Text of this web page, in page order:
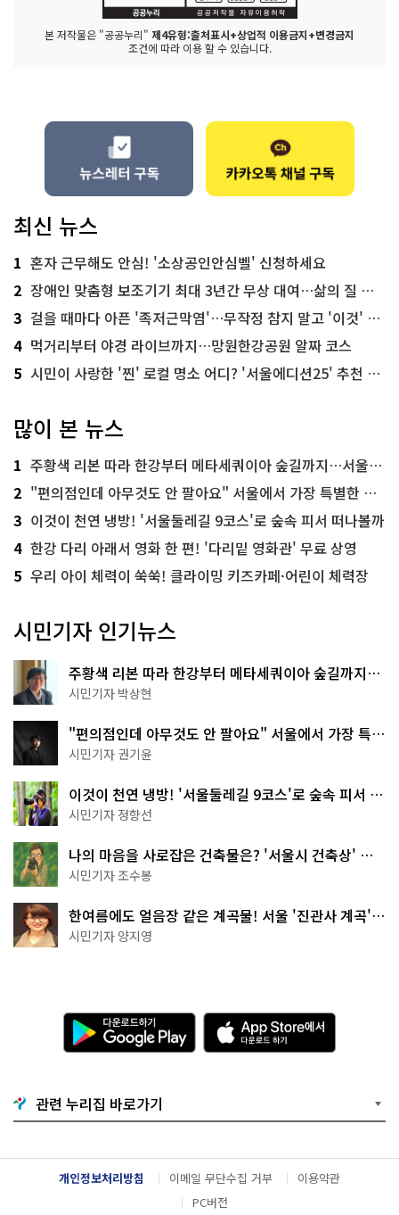
본 저작물은 "공공누리" 제4유형:출처표시+상업적 이용금지+변경금지
조건에 따라 이용 할 수 있습니다.
최신 뉴스
1 혼자 근무해도 안심! '소상공인안심벨' 신청하세요
2 장애인 맞춤형 보조기기 최대 3년간 무상 대여…삶의 질 높인다
3 걸을 때마다 아픈 '족저근막염'…무작정 참지 말고 '이것' 해보세요!
4 먹거리부터 야경 라이브까지…망원한강공원 알짜 코스
5 시민이 사랑한 '찐' 로컬 명소 어디? '서울에디션25' 추천 코스
많이 본 뉴스
1 주황색 리본 따라 한강부터 메타세쿼이아 숲길까지…서울둘레길 15코스
2 "편의점인데 아무것도 안 팔아요" 서울에서 가장 특별한 편의점의 정체
3 이것이 천연 냉방! '서울둘레길 9코스'로 숲속 피서 떠나볼까
4 한강 다리 아래서 영화 한 편! '다리밑 영화관' 무료 상영
5 우리 아이 체력이 쑥쑥! 클라이밍 키즈카페·어린이 체력장
시민기자 인기뉴스
주황색 리본 따라 한강부터 메타세쿼이아 숲길까지…
서울둘레길 15코스
시민기자 박상현
"편의점인데 아무것도 안 팔아요" 서울에서 가장 특별
한 편의점의 정체
시민기자 권기윤
이것이 천연 냉방! '서울둘레길 9코스'로 숲속 피서 떠
나볼까
시민기자 정향선
나의 마음을 사로잡은 건축물은? '서울시 건축상' 수
상작 공개!
시민기자 조수봉
한여름에도 얼음장 같은 계곡물! 서울 '진관사 계곡'이
천국이네~
시민기자 양지영
다
운
로
기
G
o
g
l
e
A
p
p
e
서
다
운
관련 누리집 바로가기
개인정보처리방침 이메일 무단수집 거부
이용약관
PC버전